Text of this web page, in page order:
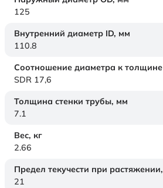
125
Внутренний диаметр ID, мм
110.8
Соотношение диаметра к толщине
SDR 17,6
Толщина стенки трубы, мм
7.1
Вес, кг
2.66
Предел текучести при растяжении,
21